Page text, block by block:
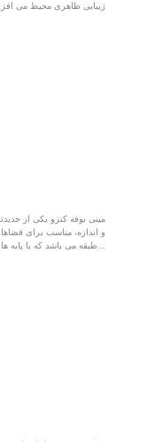
زیبایی ظاهری محیط می
مینی بوفه کنزو یکی از
و اندازه، مناسب برای